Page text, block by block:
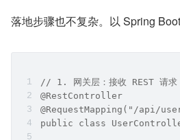
落地步骤也不复杂。以 Spring
// 1. 网关层：接收 REST 请求
@RestController
@RequestMapping("/api/
public class